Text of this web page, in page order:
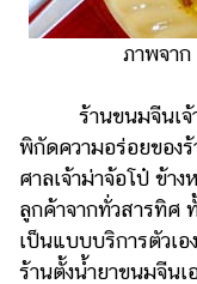
ภาพจาก
ร้านขนมจีนเจ้าดั
พิกัดความอร่อยของร้
ศาลเจ้าม่าจ้อโป๋ ข้าง
ลูกค้าจากทั่วสารทิศ
เป็นแบบบริการตัวเอ
ร้านตั้งน้ำยาขนมจีนเ